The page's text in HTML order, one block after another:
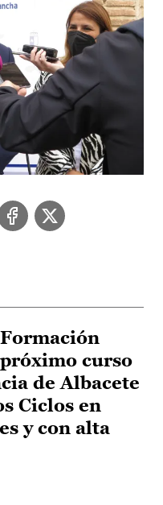
curso
de Albacete
Ciclos en
y con alta